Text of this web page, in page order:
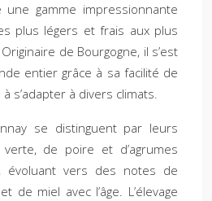
gamme impressionnante
plus légers et frais aux plus
de Bourgogne, il s’est
entier grâce à sa facilité de
s’adapter à divers climats.
se distinguent par leurs
de poire et d’agrumes
évoluant vers des notes de
de miel avec l’âge. L’élevage